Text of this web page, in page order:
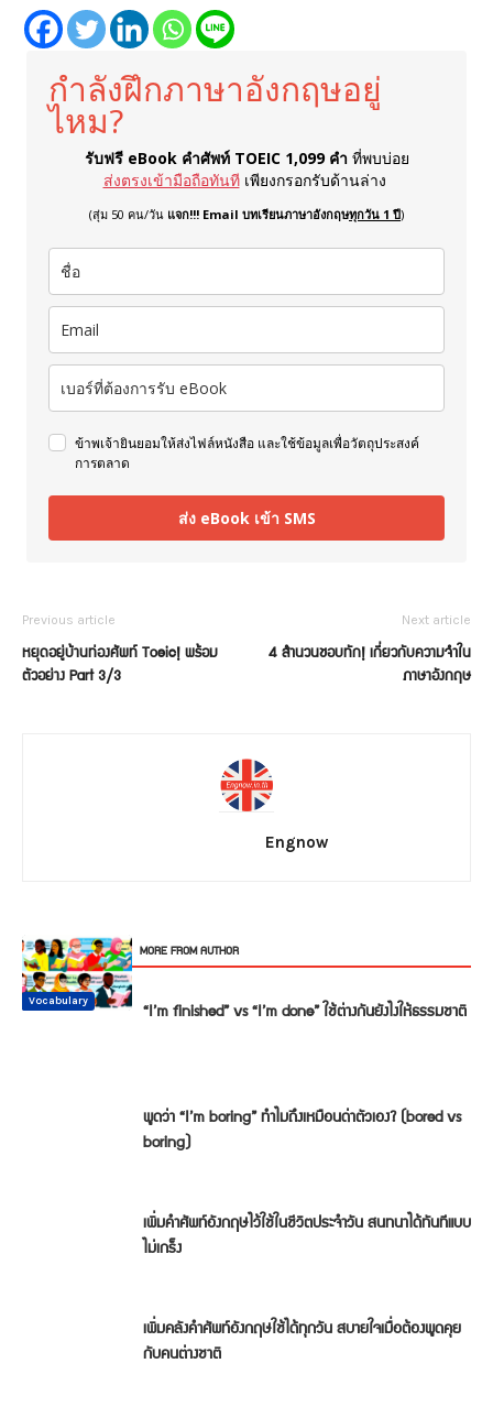
กำลังฝึกภาษาอังกฤษอยู่
ไหม?
รับฟรี eBook คำศัพท์ TOEIC 1,099 คำ ที่พบบ่อย
ส่งตรงเข้ามือถือทันที เพียงกรอกรับด้านล่าง
(สุ่ม 50 คน/วัน แจก!!! Email บทเรียนภาษาอังกฤษทุกวัน 1 ปี)
ข้าพเจ้ายินยอมให้ส่งไฟล์หนังสือ และใช้ข้อมูลเพื่อวัตถุประสงค์
การตลาด
ส่ง eBook เข้า SMS
Previous article
หยุดอยู่บ้านท่องศัพท์ Toeic! พร้อม
ตัวอย่าง Part 3/3
Next article
4 สำนวนชอบทัก! เกี่ยวกับความจำใน
ภาษาอังกฤษ
Engnow
RELATED ARTICLES MORE FROM AUTHOR
Conversation “I’m finished” vs “I’m done” ใช้ต่างกันยังไงให้ธรรมชาติ
Vocabulary
พูดว่า “I’m boring” ทำไมถึงเหมือนด่าตัวเอง? (bored vs
boring)
Vocabulary
เพิ่มคำศัพท์อังกฤษไว้ใช้ในชีวิตประจำวัน สนทนาได้ทันทีแบบ
ไม่เกร็ง
Vocabulary
เพิ่มคลังคำศัพท์อังกฤษใช้ได้ทุกวัน สบายใจเมื่อต้องพูดคุย
กับคนต่างชาติ
Vocabulary
Vocabulary